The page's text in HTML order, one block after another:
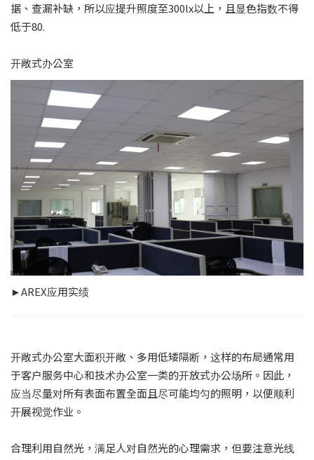
据、查漏补缺，所以应提升照度至300lx以上，且显色指数不得
低于80.
开敞式办公室
►AREX应用实绩
开敞式办公室大面积开敞、多用低矮隔断，这样的布局通常用
于客户服务中心和技术办公室一类的开放式办公场所。因此，
应当尽量对所有表面布置全面且尽可能均匀的照明，以便顺利
开展视觉作业。
合理利用自然光，满足人对自然光的心理需求，但要注意光线